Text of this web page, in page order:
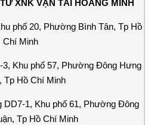
XNK VẬN TẢI HOÀNG MINH
phố 20, Phường Bình Tân, Tp Hồ
Chí Minh
Khu phố 57, Phường Đông Hưng
Tp Hồ Chí Minh
1, Khu phố 61, Phường Đông
Tp Hồ Chí Minh